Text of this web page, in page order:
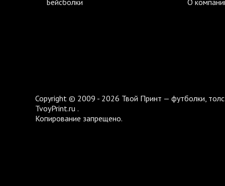
Бейсболки О
Copyright © 2009 - 2026 Твой Принт — футболки,
TvoyPrint.ru .
Копирование запрещено.